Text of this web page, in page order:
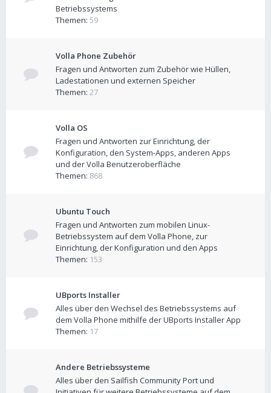
Betriebssystems
Themen: 59
Volla Phone Zubehör
Fragen und Antworten zum Zubehör wie Hüllen,
Ladestationen und externen Speicher
Themen: 27
Volla OS
Fragen und Antworten zur Einrichtung, der
Konfiguration, den System-Apps, anderen Apps
und der Volla Benutzeroberfläche
Themen: 868
Ubuntu Touch
Fragen und Antworten zum mobilen Linux-
Betriebssystem auf dem Volla Phone, zur
Einrichtung, der Konfiguration und den Apps
Themen: 153
UBports Installer
Alles über den Wechsel des Betriebssystems auf
dem Volla Phone mithilfe der UBports Installer App
Themen: 17
Andere Betriebssysteme
Alles über den Sailfish Community Port und